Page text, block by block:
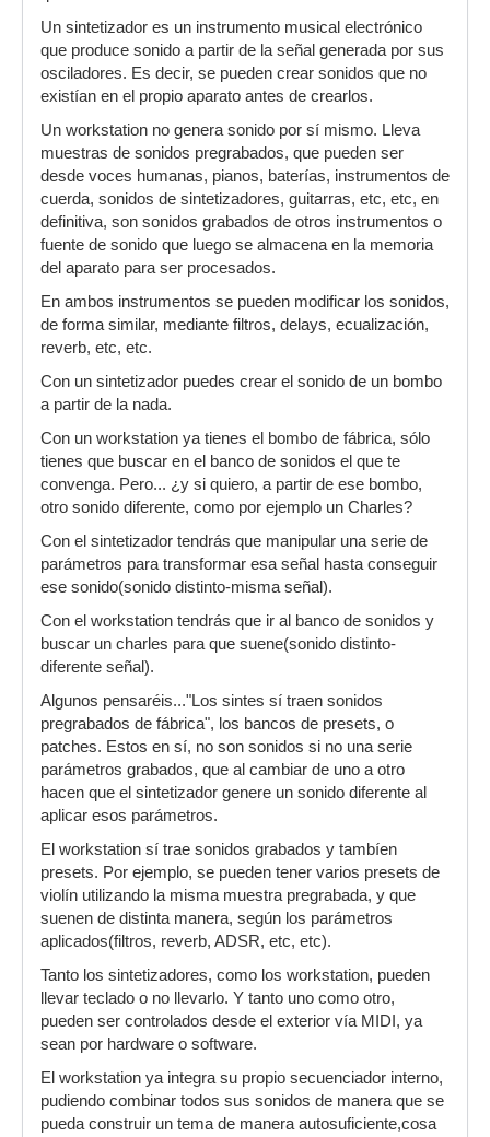
Un sintetizador es un instrumento musical electrónico
que produce sonido a partir de la señal generada por sus
osciladores. Es decir, se pueden crear sonidos que no
existían en el propio aparato antes de crearlos.
Un workstation no genera sonido por sí mismo. Lleva
muestras de sonidos pregrabados, que pueden ser
desde voces humanas, pianos, baterías, instrumentos de
cuerda, sonidos de sintetizadores, guitarras, etc, etc, en
definitiva, son sonidos grabados de otros instrumentos o
fuente de sonido que luego se almacena en la memoria
del aparato para ser procesados.
En ambos instrumentos se pueden modificar los sonidos,
de forma similar, mediante filtros, delays, ecualización,
reverb, etc, etc.
Con un sintetizador puedes crear el sonido de un bombo
a partir de la nada.
Con un workstation ya tienes el bombo de fábrica, sólo
tienes que buscar en el banco de sonidos el que te
convenga. Pero... ¿y si quiero, a partir de ese bombo,
otro sonido diferente, como por ejemplo un Charles?
Con el sintetizador tendrás que manipular una serie de
parámetros para transformar esa señal hasta conseguir
ese sonido(sonido distinto-misma señal).
Con el workstation tendrás que ir al banco de sonidos y
buscar un charles para que suene(sonido distinto-
diferente señal).
Algunos pensaréis..."Los sintes sí traen sonidos
pregrabados de fábrica", los bancos de presets, o
patches. Estos en sí, no son sonidos si no una serie
parámetros grabados, que al cambiar de uno a otro
hacen que el sintetizador genere un sonido diferente al
aplicar esos parámetros.
El workstation sí trae sonidos grabados y tambíen
presets. Por ejemplo, se pueden tener varios presets de
violín utilizando la misma muestra pregrabada, y que
suenen de distinta manera, según los parámetros
aplicados(filtros, reverb, ADSR, etc, etc).
Tanto los sintetizadores, como los workstation, pueden
llevar teclado o no llevarlo. Y tanto uno como otro,
pueden ser controlados desde el exterior vía MIDI, ya
sean por hardware o software.
El workstation ya integra su propio secuenciador interno,
pudiendo combinar todos sus sonidos de manera que se
pueda construir un tema de manera autosuficiente,cosa